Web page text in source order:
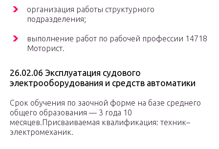
организация работы структурного
подразделения;
выполнение работ по рабочей профессии 14718
Моторист.
26.02.06 Эксплуатация судового
электрооборудования и средств автоматики
Срок обучения по заочной форме на базе среднего
общего образования — 3 года 10
месяцев.Присваиваемая квалификация: техник–
электромеханик.